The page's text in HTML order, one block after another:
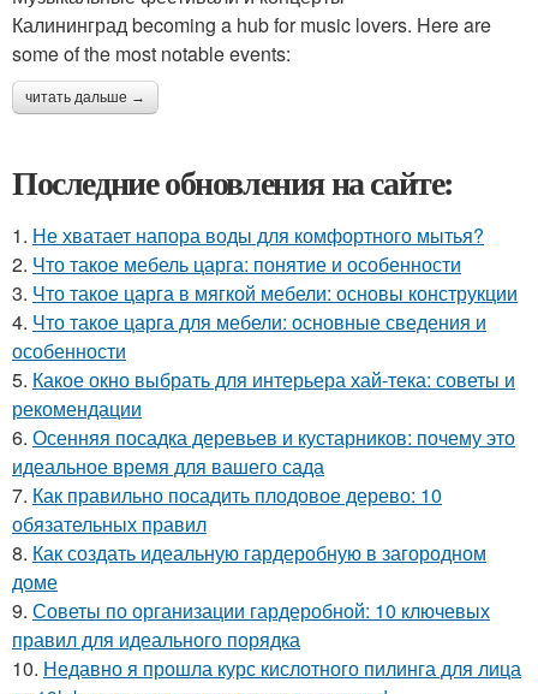
Калининград becoming a hub for music lovers. Here are
some of the most notable events:
читать дальше →
Последние обновления на сайте:
1. Не хватает напора воды для комфортного мытья?
2. Что такое мебель царга: понятие и особенности
3. Что такое царга в мягкой мебели: основы конструкции
4. Что такое царга для мебели: основные сведения и
особенности
5. Какое окно выбрать для интерьера хай-тека: советы и
рекомендации
6. Осенняя посадка деревьев и кустарников: почему это
идеальное время для вашего сада
7. Как правильно посадить плодовое дерево: 10
обязательных правил
8. Как создать идеальную гардеробную в загородном
доме
9. Советы по организации гардеробной: 10 ключевых
правил для идеального порядка
10. Недавно я прошла курс кислотного пилинга для лица